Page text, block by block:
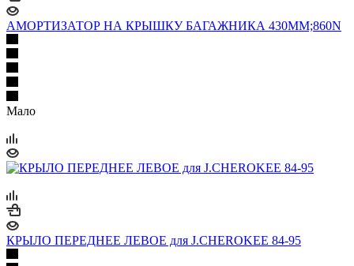
АМОРТИЗАТОР НА КРЫШКУ БАГАЖНИКА 430MM;860N
Мало
КРЫЛО ПЕРЕДНЕЕ ЛЕВОЕ для J.CHEROKЕЕ 84-95